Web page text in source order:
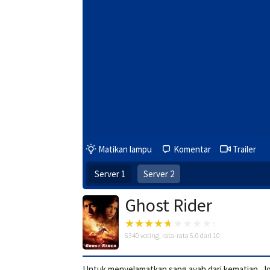
Matikan lampu Komentar Trailer
Server 1 Server 2
Ghost Rider
6340 voting, rata-rata 5.0 dari 10